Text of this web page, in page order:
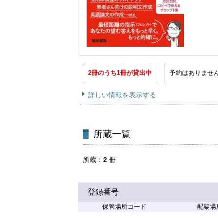
2冊のうち1冊が貸出中 予約はありませ
詳しい情報を表示する
所蔵一覧
所蔵 2 冊
登録番号
保管場所コード 配架場